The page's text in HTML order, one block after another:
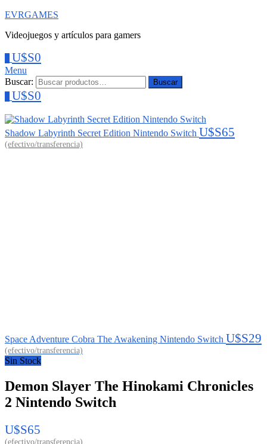
EVRGAMES
Videojuegos y artículos para gamers
U$S0
Menu
Buscar:
Buscar
U$S0
Shadow Labyrinth Secret Edition Nintendo Switch U$S65
Space Adventure Cobra The Awakening Nintendo Switch U$S29
Sin Stock
Demon Slayer The Hinokami Chronicles
2 Nintendo Switch
U$S65